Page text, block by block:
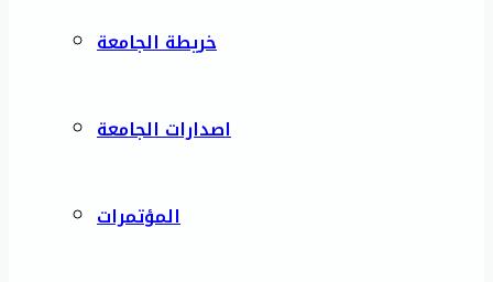
خريطة الجامعة
اصدارات الجامعة
المؤتمرات